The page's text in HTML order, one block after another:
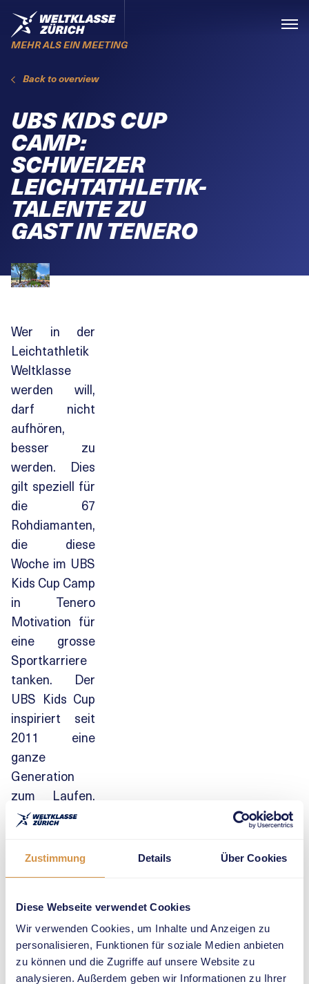
Zustimmung Details Über Cookies
Diese Webseite verwendet Cookies
Wir verwenden Cookies, um Inhalte und Anzeigen zu
personalisieren, Funktionen für soziale Medien anbieten
zu können und die Zugriffe auf unsere Website zu
analysieren. Außerdem geben wir Informationen zu Ihrer
Skiplinks
Home
MEHR ALS EIN MEETING
Menü
Back to overview
UBS KIDS CUP
CAMP:
SCHWEIZER
LEICHTATHLETIK-
TALENTE ZU
GAST IN TENERO
Wer in der
Leichtathletik
Weltklasse
werden will,
darf nicht
aufhören,
besser zu
werden. Dies
gilt speziell für
die 67
Rohdiamanten,
die diese
Woche im UBS
Kids Cup Camp
in Tenero
Motivation für
eine grosse
Sportkarriere
tanken. Der
UBS Kids Cup
inspiriert seit
2011 eine
ganze
Generation
zum Laufen,
Springen und
ermöglicht es den Stars
von morgen, sich laufend,
springend und werfend
weiterzuentwickeln. Und